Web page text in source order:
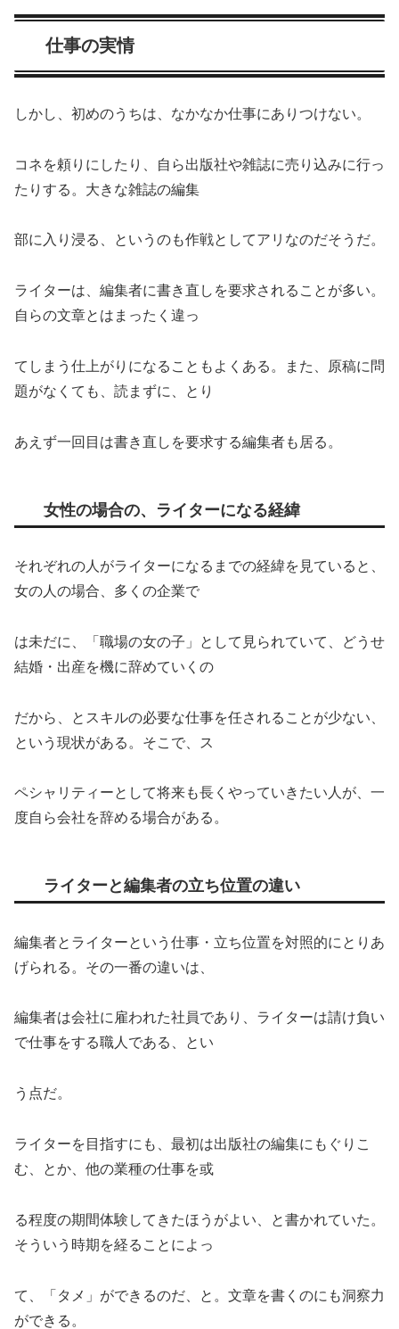
仕事の実情
しかし、初めのうちは、なかなか仕事にありつけない。
コネを頼りにしたり、自ら出版社や雑誌に売り込みに行っ
たりする。大きな雑誌の編集
部に入り浸る、というのも作戦としてアリなのだそうだ。
ライターは、編集者に書き直しを要求されることが多い。
自らの文章とはまったく違っ
てしまう仕上がりになることもよくある。また、原稿に問
題がなくても、読まずに、とり
あえず一回目は書き直しを要求する編集者も居る。
女性の場合の、ライターになる経緯
それぞれの人がライターになるまでの経緯を見ていると、
女の人の場合、多くの企業で
は未だに、「職場の女の子」として見られていて、どうせ
結婚・出産を機に辞めていくの
だから、とスキルの必要な仕事を任されることが少ない、
という現状がある。そこで、ス
ペシャリティーとして将来も長くやっていきたい人が、一
度自ら会社を辞める場合がある。
ライターと編集者の立ち位置の違い
編集者とライターという仕事・立ち位置を対照的にとりあ
げられる。その一番の違いは、
編集者は会社に雇われた社員であり、ライターは請け負い
で仕事をする職人である、とい
う点だ。
ライターを目指すにも、最初は出版社の編集にもぐりこ
む、とか、他の業種の仕事を或
る程度の期間体験してきたほうがよい、と書かれていた。
そういう時期を経ることによっ
て、「タメ」ができるのだ、と。文章を書くのにも洞察力
ができる。